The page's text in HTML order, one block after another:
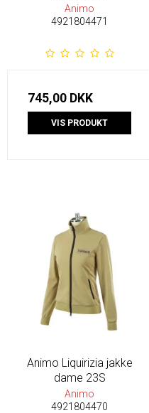
Animo
4921804471
745,00 DKK
VIS PRODUKT
Animo Liquirizia jakke
dame 23S
Animo
4921804470